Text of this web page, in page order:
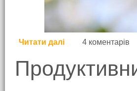
Читати далі про Фото чи
4 коментарів